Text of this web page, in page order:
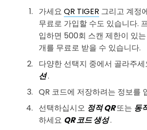
가세요 QR TIGER 그리고 계정
무료로 가입할 수도 있습니다.
입하면 500회 스캔 제한이 있
개를 무료로 받을 수 있습니다.
다양한 선택지 중에서 골라주세
션.
QR 코드에 저장하려는 정보를
선택하십시오 정적 QR또는 동
하세요 QR 코드 생성.